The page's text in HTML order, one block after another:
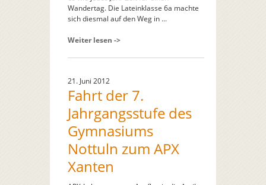
Wandertag. Die Lateinklasse 6a machte
sich diesmal auf den Weg in ...
Weiter lesen ->
21. Juni 2012
Fahrt der 7.
Jahrgangsstufe des
Gymnasiums
Nottuln zum APX
Xanten